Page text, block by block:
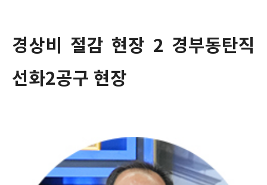
경상비 절감 현장 2 경부동탄직
선화2공구 현장